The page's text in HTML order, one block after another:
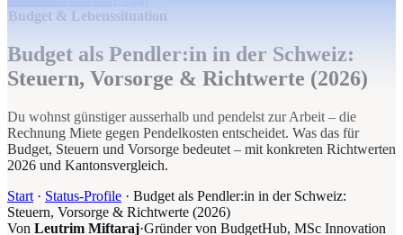
Budget & Lebenssituation
Budget als Pendler:in in der Schweiz:
Steuern, Vorsorge & Richtwerte (2026)
Du wohnst günstiger ausserhalb und pendelst zur Arbeit – die
Rechnung Miete gegen Pendelkosten entscheidet. Was das für
Budget, Steuern und Vorsorge bedeutet – mit konkreten Richtwerten
2026 und Kantonsvergleich.
Start · Status-Profile · Budget als Pendler:in in der Schweiz:
Steuern, Vorsorge & Richtwerte (2026)
Von Leutrim Miftaraj·Gründer von BudgetHub, MSc Innovation